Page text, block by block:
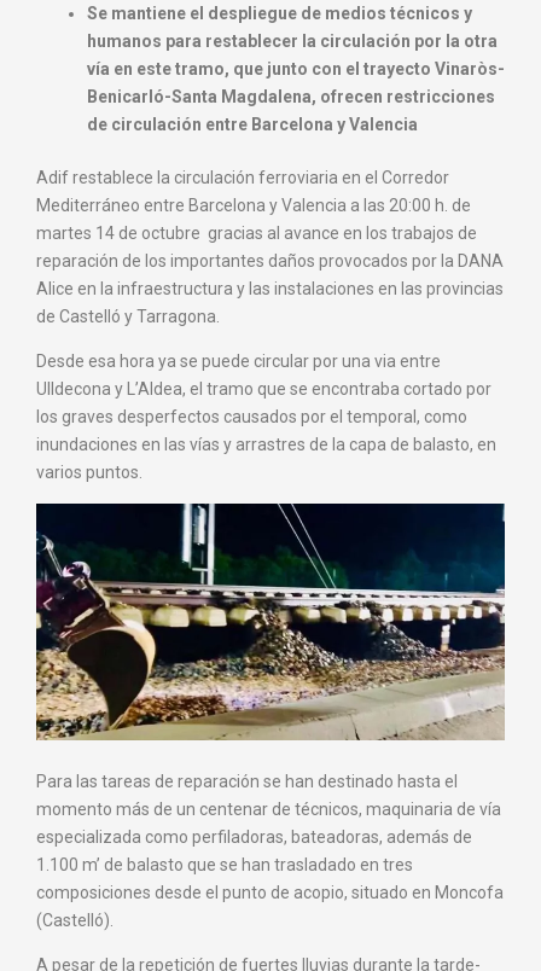
Se mantiene el despliegue de medios técnicos y
humanos para restablecer la circulación por la otra
vía en este tramo, que junto con el trayecto Vinaròs-
Benicarló-Santa Magdalena, ofrecen restricciones
de circulación entre Barcelona y Valencia
Adif restablece la circulación ferroviaria en el Corredor
Mediterráneo entre Barcelona y Valencia a las 20:00 h. de
martes 14 de octubre gracias al avance en los trabajos de
reparación de los importantes daños provocados por la DANA
Alice en la infraestructura y las instalaciones en las provincias
de Castelló y Tarragona.
Desde esa hora ya se puede circular por una via entre
Ulldecona y L’Aldea, el tramo que se encontraba cortado por
los graves desperfectos causados por el temporal, como
inundaciones en las vías y arrastres de la capa de balasto, en
varios puntos.
Para las tareas de reparación se han destinado hasta el
momento más de un centenar de técnicos, maquinaria de vía
especializada como perfiladoras, bateadoras, además de
1.100 m’ de balasto que se han trasladado en tres
composiciones desde el punto de acopio, situado en Moncofa
(Castelló).
A pesar de la repetición de fuertes lluvias durante la tarde-